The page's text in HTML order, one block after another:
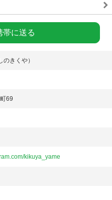
帯に送る
きくや）
69
kikuya_yame